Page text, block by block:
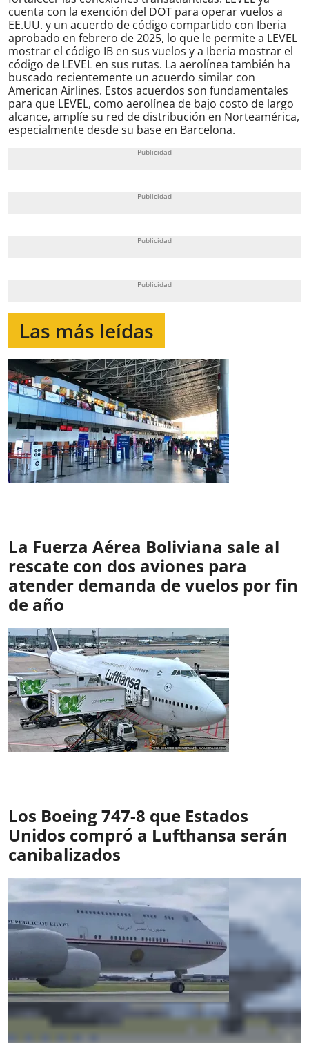
cuenta con la exención del DOT para operar vuelos a
EE.UU. y un acuerdo de código compartido con Iberia
aprobado en febrero de 2025, lo que le permite a LEVEL
mostrar el código IB en sus vuelos y a Iberia mostrar el
código de LEVEL en sus rutas. La aerolínea también ha
buscado recientemente un acuerdo similar con
American Airlines. Estos acuerdos son fundamentales
para que LEVEL, como aerolínea de bajo costo de largo
alcance, amplíe su red de distribución en Norteamérica,
especialmente desde su base en Barcelona.
Las más leídas
La Fuerza Aérea Boliviana sale al
rescate con dos aviones para
atender demanda de vuelos por fin
de año
Los Boeing 747-8 que Estados
Unidos compró a Lufthansa serán
canibalizados